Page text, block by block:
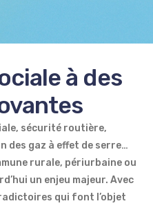
à des
sécurité routière,
des gaz à effet de serre…
rurale, périurbaine ou
un enjeu majeur. Avec
qui font l’objet